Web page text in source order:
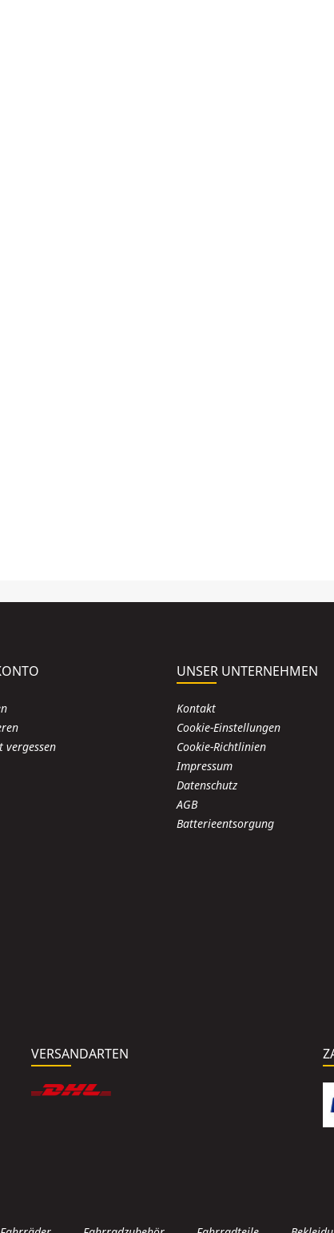
vergessen
UNSER UNTERNEHMEN
Kontakt
Cookie-Einstellungen
Cookie-Richtlinien
Impressum
Datenschutz
AGB
Batterieentsorgung
VERSANDARTEN